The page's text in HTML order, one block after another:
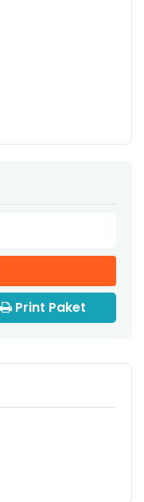
Print Paket